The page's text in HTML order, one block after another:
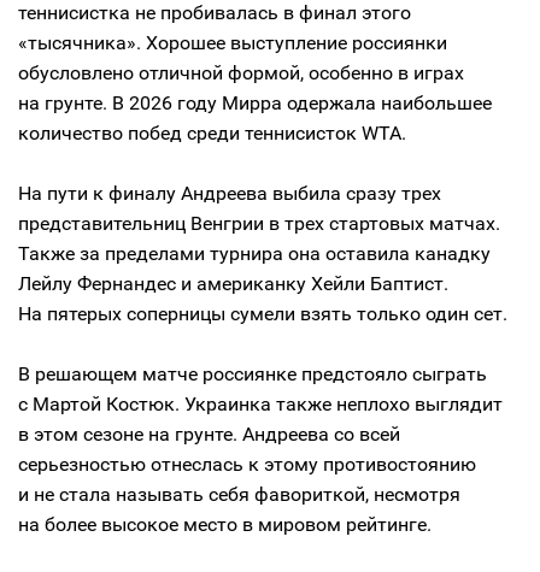
теннисистка не пробивалась в финал этого
«тысячника». Хорошее выступление россиянки
обусловлено отличной формой, особенно в играх
на грунте. В 2026 году Мирра одержала наибольшее
количество побед среди теннисисток WTA.
На пути к финалу Андреева выбила сразу трех
представительниц Венгрии в трех стартовых матчах.
Также за пределами турнира она оставила канадку
Лейлу Фернандес и американку Хейли Баптист.
На пятерых соперницы сумели взять только один сет.
В решающем матче россиянке предстояло сыграть
с Мартой Костюк. Украинка также неплохо выглядит
в этом сезоне на грунте. Андреева со всей
серьезностью отнеслась к этому противостоянию
и не стала называть себя фавориткой, несмотря
на более высокое место в мировом рейтинге.